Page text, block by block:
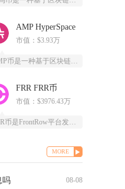
AMP HyperSpace
市值：$3.93万
FRR FRR币
市值：$3976.43万
MORE
吗 08-08